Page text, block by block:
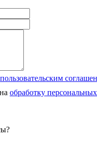
пользовательским
обработку